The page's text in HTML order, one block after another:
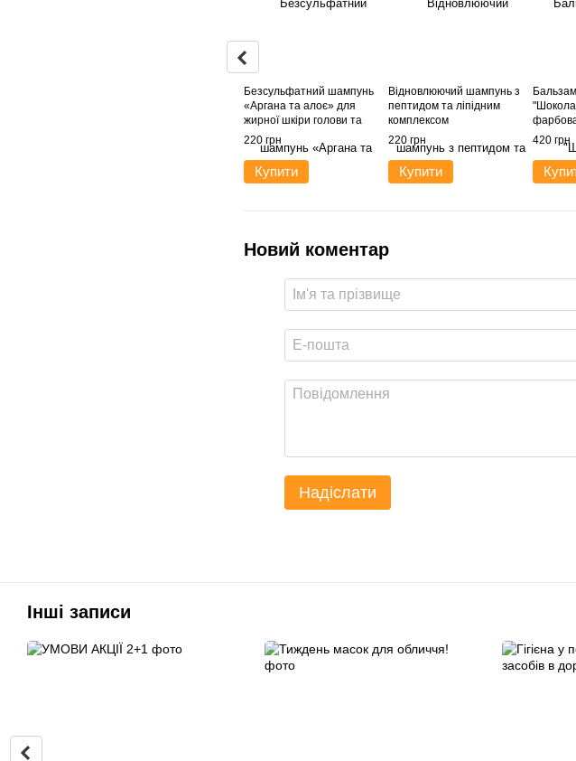
Безсульфатний шампунь
«Аргана та алоє» для
жирної шкіри голови та
сухих кінчиків
220 грн
Купити
Відновлюючий шампунь з
пептидом та ліпідним
комплексом
220 грн
Купити
блиску
420 грн
Новий коментар
Надіслати
Інші записи